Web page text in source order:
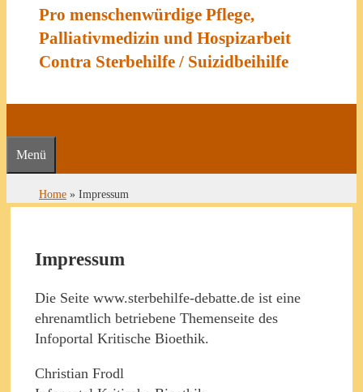
Pro menschenwürdige Pflege,
Palliativmedizin und Hospizarbeit
Contra Sterbehilfe / Suizidbeihilfe
Menü
Home » Impressum
Impressum
Die Seite www.sterbehilfe-debatte.de ist eine
ehrenamtlich betriebene Themenseite des
Infoportal Kritische Bioethik.
Christian Frodl